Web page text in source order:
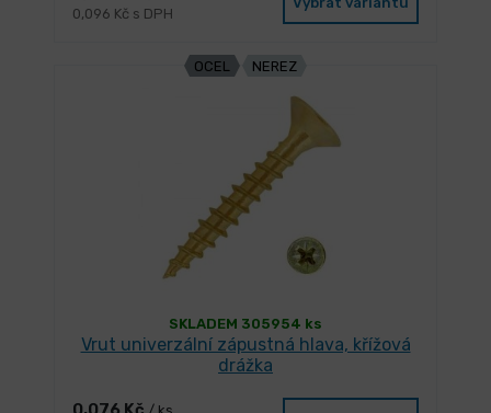
0,096 Kč s DPH
OCEL NEREZ
SKLADEM 305954 ks
Vrut univerzální zápustná hlava, křížová
drážka